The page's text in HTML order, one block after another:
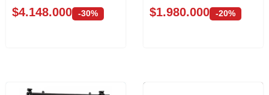
$4.148.000 -30% $1.980.000 -20%